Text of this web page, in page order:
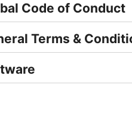
Code of Conduct
Terms &